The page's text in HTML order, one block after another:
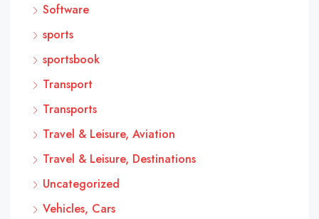
Software
sports
sportsbook
Transport
Transports
Travel & Leisure, Aviation
Travel & Leisure, Destinations
Uncategorized
Vehicles, Cars